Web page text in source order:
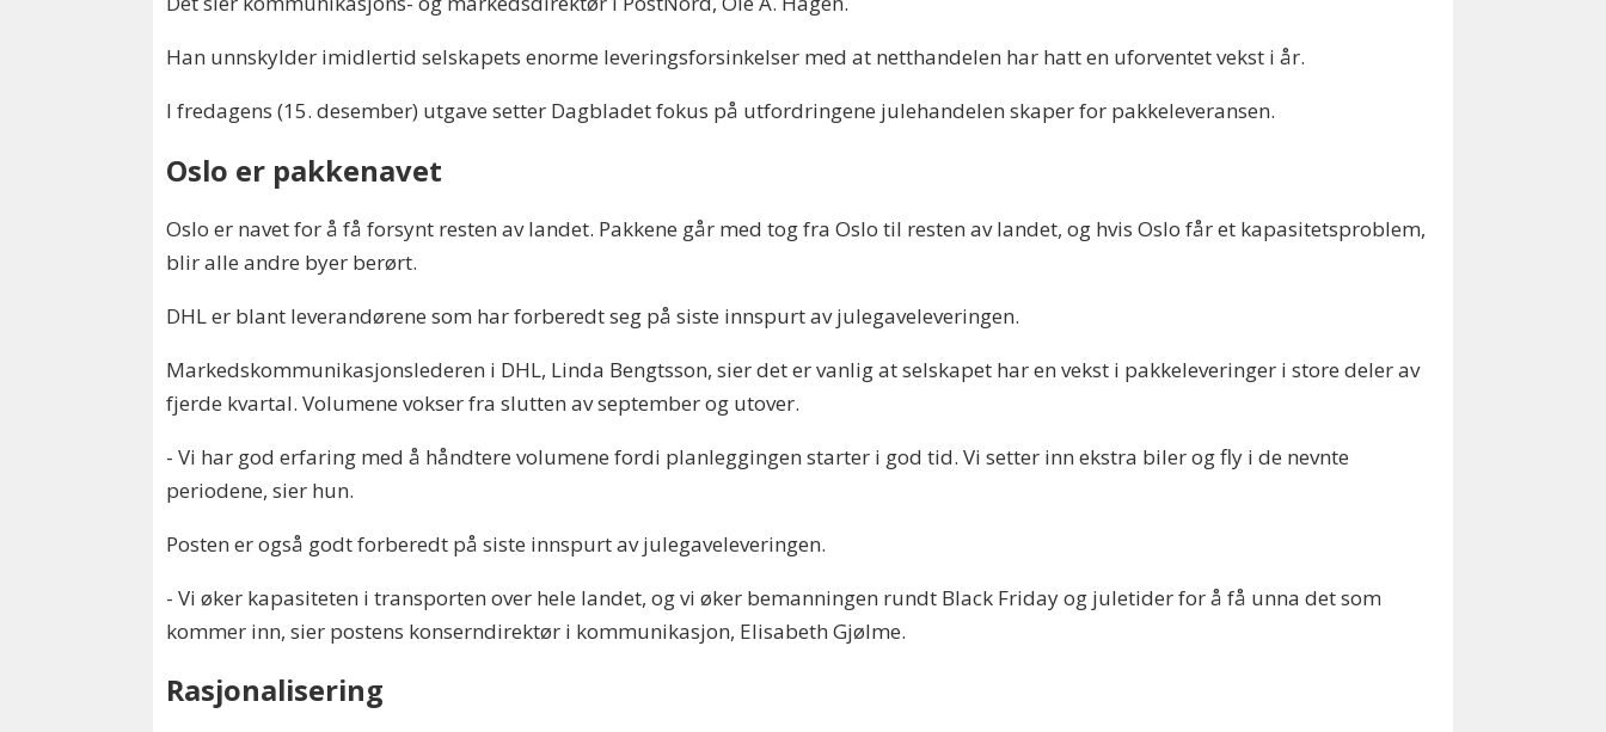
Han unnskylder imidlertid selskapets enorme leveringsforsinkelser med at netthandelen har hatt en uforventet vekst i år.
I fredagens (15. desember) utgave setter Dagbladet fokus på utfordringene julehandelen skaper for pakkeleveransen.
Oslo er pakkenavet
Oslo er navet for å få forsynt resten av landet. Pakkene går med tog fra Oslo til resten av landet, og hvis Oslo får et kapasitetsproblem,
blir alle andre byer berørt.
DHL er blant leverandørene som har forberedt seg på siste innspurt av julegaveleveringen.
Markedskommunikasjonslederen i DHL, Linda Bengtsson, sier det er vanlig at selskapet har en vekst i pakkeleveringer i store deler av
fjerde kvartal. Volumene vokser fra slutten av september og utover.
- Vi har god erfaring med å håndtere volumene fordi planleggingen starter i god tid. Vi setter inn ekstra biler og fly i de nevnte
periodene, sier hun.
Posten er også godt forberedt på siste innspurt av julegaveleveringen.
- Vi øker kapasiteten i transporten over hele landet, og vi øker bemanningen rundt Black Friday og juletider for å få unna det som
kommer inn, sier postens konserndirektør i kommunikasjon, Elisabeth Gjølme.
Rasjonalisering